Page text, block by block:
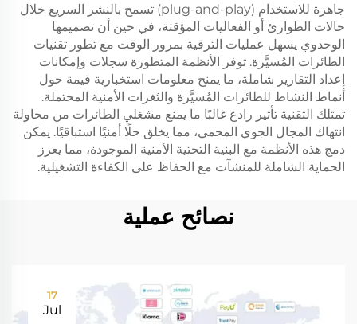
جاهزة للاستخدام (plug-and-play) تسمح بالنشر السريع خلال
حالات الطوارئ أو الفعاليات المؤقتة، في حين أن تصميمها
الوحدوي يسهل عمليات الترقية بمرور الوقت مع تطور تقنيات
الطائرات المُسيَّرة. توفر الأنظمة المتطورة سجلات وإمكانات
إعداد التقارير شاملة، ما يمنح معلومات استخبارية قيمة حول
أنماط النشاط للطائرات المُسيَّرة والثغرات الأمنية المحتملة.
تمتلك التقنية تأثير رادع غالبًا ما يمنع مشغلي الطائرات من محاولة
انتهاك المجال الجوي المحمي، مما يخلق حلًا أمنيًا استباقيًا. يمكن
دمج هذه الأنظمة مع البنية التحتية الأمنية الموجودة، مما يعزز
الحماية الشاملة للمنشآت مع الحفاظ على الكفاءة التشغيلية.
نصائح عملية
17
Jul